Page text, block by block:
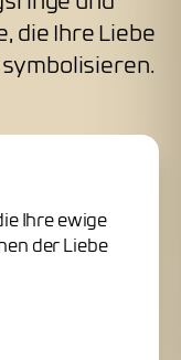
die Ihre Liebe
Ihre ewige
der Liebe